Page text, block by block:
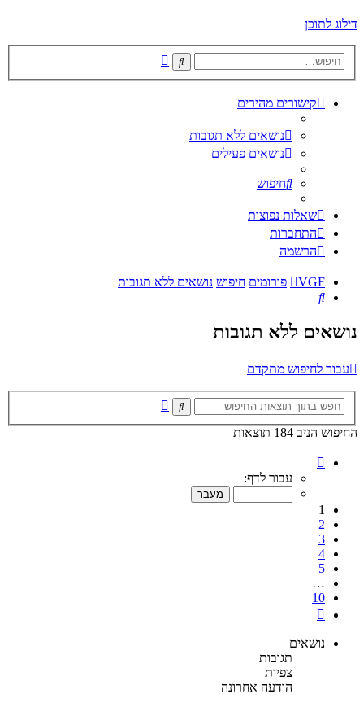
דילוג לתוכן
חיפוש
קישורים מהירים
נושאים ללא תגובות
נושאים פעילים
חיפוש
שאלות נפוצות
התחברות
הרשמה
VGF פורומים חיפוש נושאים ללא תגובות
חיפוש
נושאים ללא תגובות
עבור לחיפוש מתקדם
חיפוש
החיפוש הניב 184 תוצאות
מתוך
עבור לדף:
1
2
3
4
5
…
10
נושאים
תגובות
צפיות
הודעה אחרונה